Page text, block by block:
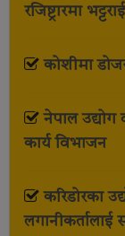
रजिष्ट्रारमा
कोशीमा
नेपाल उद्योग
कार्य विभाजन
करिडोरका